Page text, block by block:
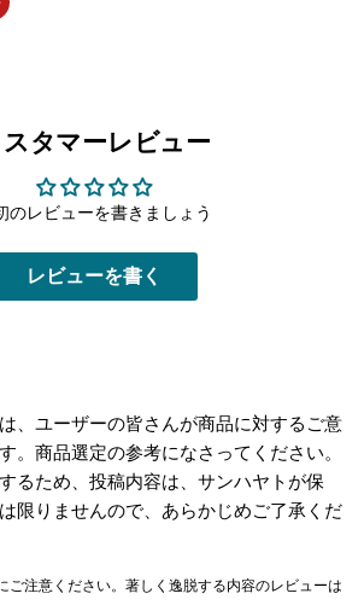
スタマーレビュー
のレビューを書きましょう
レビューを書く
、ユーザーの皆さんが商品に対するご意
。商品選定の参考になさってください。
るため、投稿内容は、サンハヤトが保
限りませんので、あらかじめご了承くだ
注意ください。著しく逸脱する内容のレビューは